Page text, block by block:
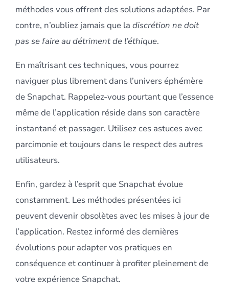
méthodes vous offrent des solutions adaptées. Par
contre, n’oubliez jamais que la discrétion ne doit
pas se faire au détriment de l’éthique.
En maîtrisant ces techniques, vous pourrez
naviguer plus librement dans l’univers éphémère
de Snapchat. Rappelez-vous pourtant que l’essence
même de l’application réside dans son caractère
instantané et passager. Utilisez ces astuces avec
parcimonie et toujours dans le respect des autres
utilisateurs.
Enfin, gardez à l’esprit que Snapchat évolue
constamment. Les méthodes présentées ici
peuvent devenir obsolètes avec les mises à jour de
l’application. Restez informé des dernières
évolutions pour adapter vos pratiques en
conséquence et continuer à profiter pleinement de
votre expérience Snapchat.